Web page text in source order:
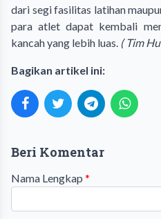
dari segi fasilitas latihan
para atlet dapat kembali
kancah yang lebih luas. ( Tim
Bagikan artikel ini:
Beri Komentar
Nama Lengkap *